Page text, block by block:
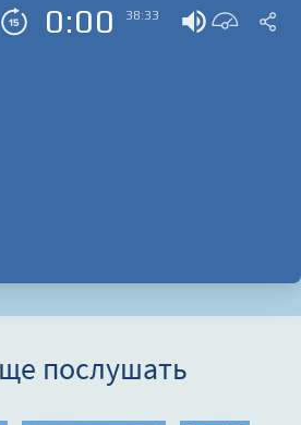
0:00 38:33
послушать